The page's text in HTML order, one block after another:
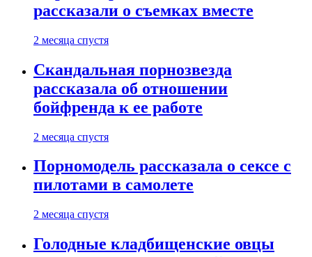
рассказали о съемках вместе
2 месяца спустя
Скандальная порнозвезда
рассказала об отношении
бойфренда к ее работе
2 месяца спустя
Порномодель рассказала о сексе с
пилотами в самолете
2 месяца спустя
Голодные кладбищенские овцы